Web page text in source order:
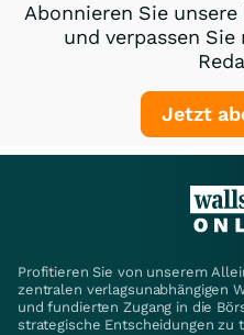
Abonnieren Sie
und verpassen
Jetzt
Profitieren Sie von unserem
zentralen verlagsunabhängigen
und fundierten Zugang in die
strategische Entscheidungen zu